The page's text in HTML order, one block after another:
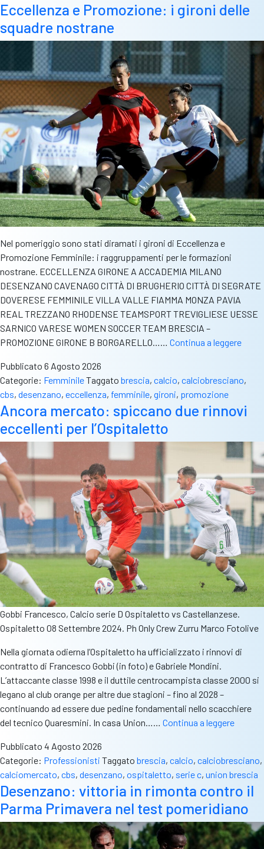
Pavonese:
Millico
e
Santini
Eccellenza e Promozione: i gironi delle
squadre nostrane
Nel pomeriggio sono stati diramati i gironi di Eccellenza e
Promozione Femminile: i raggruppamenti per le formazioni
nostrane. ECCELLENZA GIRONE A ACCADEMIA MILANO
DESENZANO CAVENAGO CITTÀ DI BRUGHERIO CITTÀ DI SEGRATE
DOVERESE FEMMINILE VILLA VALLE FIAMMA MONZA PAVIA
REAL TREZZANO RHODENSE TEAMSPORT TREVIGLIESE UESSE
SARNICO VARESE WOMEN SOCCER TEAM BRESCIA –
PROMOZIONE GIRONE B BORGARELLO…… Continua a leggere
i
delle
Pubblicato 6 Agosto 2026
Categorie: FemminileTaggato brescia, calcio, calciobresciano,
cbs, desenzano, eccellenza, femminile, gironi, promozione
Ancora mercato: spiccano due rinnovi
eccellenti per l’Ospitaletto
Gobbi Francesco, Calcio serie D Ospitaletto vs Castellanzese.
Ospitaletto 08 Settembre 2024. Ph Only Crew Zurru Marco Fotolive
Nella giornata odierna l’Ospitaletto ha ufficializzato i rinnovi di
contratto di Francesco Gobbi (in foto) e Gabriele Mondini.
L’attaccante classe 1998 e il duttile centrocampista classe 2000 si
legano al club orange per altre due stagioni – fino al 2028 –
continuando ad essere due pedine fondamentali nello scacchiere
del tecnico Quaresmini. In casa Union…… Continua a leggereAncora
due
rinnovi
per
Pubblicato 4 Agosto 2026
Categorie: Professionisti Taggato brescia, calcio, calciobresciano,
calciomercato, cbs, desenzano, ospitaletto, serie c, union brescia
Desenzano: vittoria in rimonta contro il
Parma Primavera nel test pomeridiano